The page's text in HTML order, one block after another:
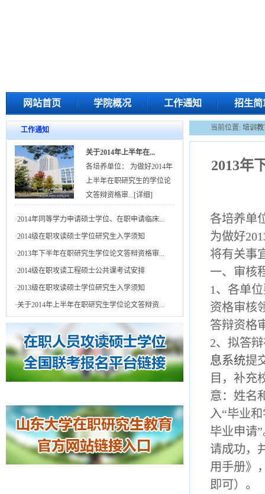
网站首页 学院概况 工作通知 招生简
工作通知
关于2014年上半年在...
各培养单位： 为做好2014年
上半年在职研究生的学位论
文答辩资格审... [详细]
·2014年同等学力申请硕士学位、在职申请临床...
·2014级在职攻读硕士学位研究生入学须知
·2013年下半年在职研究生学位论文答辩资格审...
·2014级在职攻读工程硕士公共课考试安排
·2013级在职攻读硕士学位研究生入学须知
·关于2014年上半年在职研究生学位论文答辩资...
当前位置: 培训
2013年
各培养单
为做好
将有关事
一、审核
1、各单
资格审核
答辩资格
2、拟答
息系统提
目，补充
意：姓名
入“毕业
毕业申请
请成功，
用手册》
即可）。